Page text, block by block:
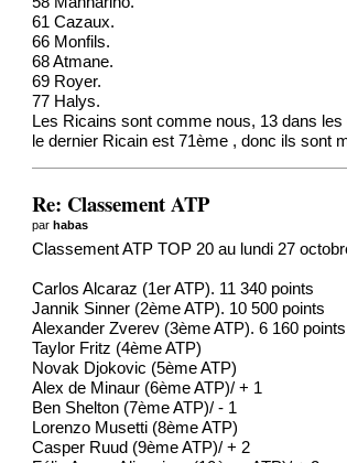
61 Cazaux.
66 Monfils.
68 Atmane.
69 Royer.
77 Halys.
Les Ricains sont comme nous, 13 dans
le dernier Ricain est 71ème , donc ils sont
Re: Classement ATP
par habas
Classement ATP TOP 20 au lundi 27
Carlos Alcaraz (1er ATP). 11 340 points
Jannik Sinner (2ème ATP). 10 500 points
Alexander Zverev (3ème ATP). 6 160 points
Taylor Fritz (4ème ATP)
Novak Djokovic (5ème ATP)
Alex de Minaur (6ème ATP)/ + 1
Ben Shelton (7ème ATP)/ - 1
Lorenzo Musetti (8ème ATP)
Casper Ruud (9ème ATP)/ + 2